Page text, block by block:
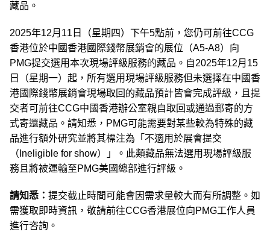
藏品。
2025年12月11日（星期四）下午5點前，您仍可前往CCG
香港位於中國香港國際錢幣展銷會的展位（A5-A8）向
PMG提交選用本次現場評級服務的藏品。自2025年12月15
日（星期一）起，所有選用現場評級服務但未選擇在中國香
港國際錢幣展銷會現場取回的藏品預計皆會完成評級，且提
交者可前往CCG中國香港辦公室親自取回或通過郵寄的方
式寄還藏品。請知悉，PMG可能需要對某些較為特殊的藏
品進行額外研究並將其標注為「不適用於展會提交
（Ineligible for show）」。此類藏品無法選用現場評級服
務且將被運輸至PMG美國總部進行評級。
請知悉： 提交截止時間可能會因需求量較大而有所調整。如
需獲取即時資訊，敬請前往CCG香港展位向PMG工作人員
進行咨詢。